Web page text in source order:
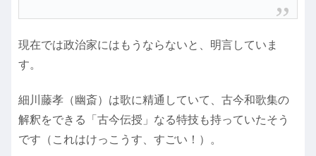
現在では政治家にはもうならないと、明言していま
す。
細川藤孝（幽斎）は歌に精通していて、古今和歌集の
解釈をできる「古今伝授」なる特技も持っていたそう
です（これはけっこうす、すごい！）。